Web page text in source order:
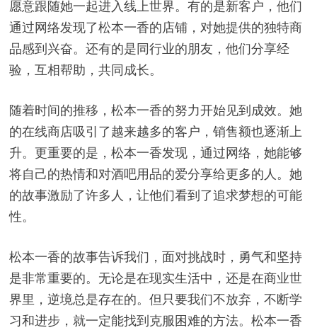
愿意跟随她一起进入线上世界。有的是新客户，他们
通过网络发现了松本一香的店铺，对她提供的独特商
品感到兴奋。还有的是同行业的朋友，他们分享经
验，互相帮助，共同成长。
随着时间的推移，松本一香的努力开始见到成效。她
的在线商店吸引了越来越多的客户，销售额也逐渐上
升。更重要的是，松本一香发现，通过网络，她能够
将自己的热情和对酒吧用品的爱分享给更多的人。她
的故事激励了许多人，让他们看到了追求梦想的可能
性。
松本一香的故事告诉我们，面对挑战时，勇气和坚持
是非常重要的。无论是在现实生活中，还是在商业世
界里，逆境总是存在的。但只要我们不放弃，不断学
习和进步，就一定能找到克服困难的方法。松本一香